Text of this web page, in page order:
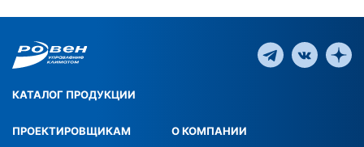
КАТАЛОГ ПРОДУКЦИИ
ПРОЕКТИРОВЩИКАМ О КОМПАНИИ